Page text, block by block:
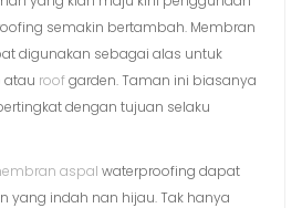
semakin bertambah. Membran
digunakan sebagai alas untuk
atau roofgarden. Taman ini biasanya
dengan tujuan selaku
aspal waterproofing dapat
yang indah nan hijau. Tak hanya